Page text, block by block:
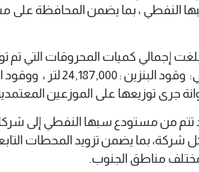
النفطي ، بما يضمن المحافظة على
إجمالي كميات المحروقات التي تم
يونيو 28,056,000 لتر، توزعت على النحو
تتم من مستودع سبها النفطي إلى
بما يضمن تزويد المحطات
مختلف مناطق الجنوب.